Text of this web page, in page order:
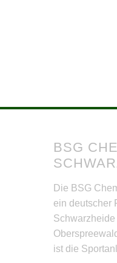
BSG
Die BSG
ein deutscher
ist die